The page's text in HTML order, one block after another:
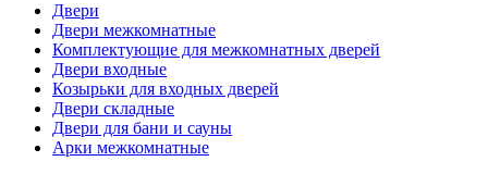
Двери
Двери межкомнатные
Комплектующие для межкомнатных дверей
Двери входные
Козырьки для входных дверей
Двери складные
Двери для бани и сауны
Арки межкомнатные